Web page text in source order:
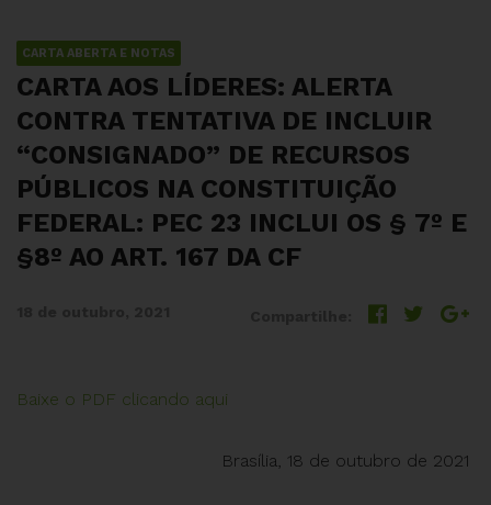
CARTA ABERTA E NOTAS
CARTA AOS LÍDERES: ALERTA
CONTRA TENTATIVA DE INCLUIR
“CONSIGNADO” DE RECURSOS
PÚBLICOS NA CONSTITUIÇÃO
FEDERAL: PEC 23 INCLUI OS § 7º E
§8º AO ART. 167 DA CF
Baixe o PDF clicando aqui
Brasília, 18 de outubro de 2021